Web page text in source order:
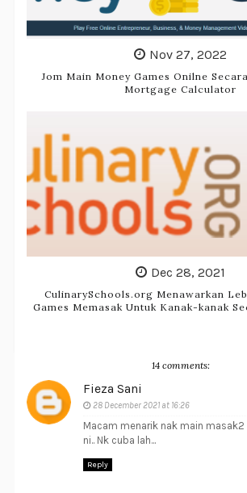
Nov 27, 2022
Jom Main Money Games Onilne
Mortgage Calculator
Dec 28, 2021
CulinarySchools.org Menawarkan
Games Memasak Untuk Kanak-kanak
14 comments:
Fieza Sani
28 December 2021 at 16:26
Macam menarik nak main
ni.. Nk cuba lah...
Reply